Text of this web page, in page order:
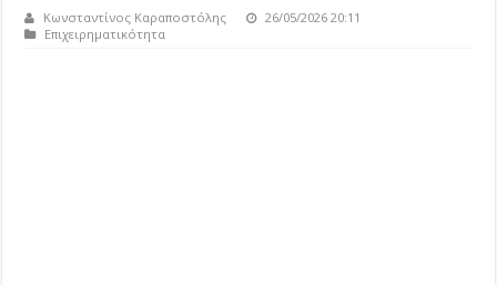
Κωνσταντίνος Καραποστόλης
26/05/2026 20:11
Επιχειρηματικότητα